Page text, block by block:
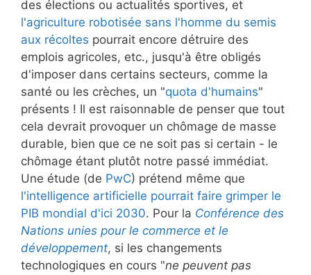
des élections ou actualités sportives, et
l'agriculture robotisée sans l'homme du semis
aux récoltes pourrait encore détruire des
emplois agricoles, etc., jusqu'à être obligés
d'imposer dans certains secteurs, comme la
santé ou les crèches, un "quota d'humains"
présents ! Il est raisonnable de penser que tout
cela devrait provoquer un chômage de masse
durable, bien que ce ne soit pas si certain - le
chômage étant plutôt notre passé immédiat.
Une étude (de PwC) prétend même que
l'intelligence artificielle pourrait faire grimper le
PIB mondial d'ici 2030. Pour la Conférence des
Nations unies pour le commerce et le
développement, si les changements
technologiques en cours "ne peuvent pas